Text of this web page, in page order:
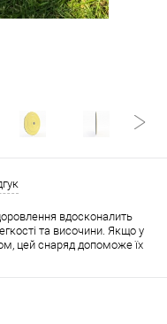
вдосконалить
та височини. Якщо у
цей снаряд допоможе їх